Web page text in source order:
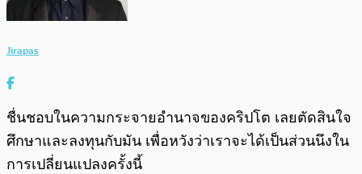
Jirapas
ชื่นชอบในความกระจายอำนาจของคริปโต เลยตัดสินใจ
ศึกษาและลงทุนกับมัน เพื่อหวังว่าเราจะได้เป็นส่วนนึงใน
การเปลี่ยนแปลงครั้งนี้